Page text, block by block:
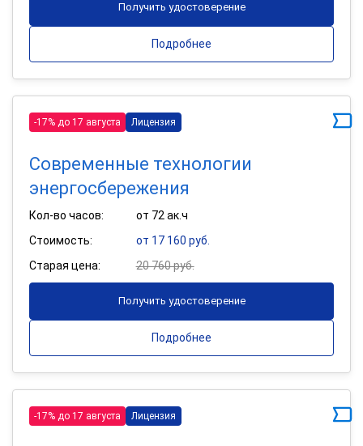
Получить удостоверение
Подробнее
-17% до 17 августа Лицензия
Современные технологии
энергосбережения
Кол-во часов:
от 72 ак.ч
Стоимость:
от 17 160 руб.
Старая цена:
20 760 руб.
Получить удостоверение
Подробнее
-17% до 17 августа Лицензия